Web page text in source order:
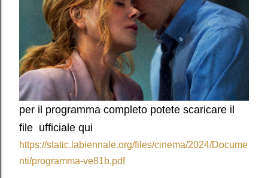
per il programma completo potete scaricare il
file ufficiale qui
https://static.labiennale.org/files/cinema/2024/Docume
nti/programma-ve81b.pdf